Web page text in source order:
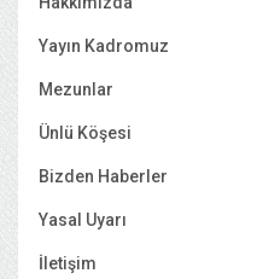
Yayın Kadromuz
Mezunlar
Ünlü Köşesi
Bizden Haberler
Yasal Uyarı
İletişim